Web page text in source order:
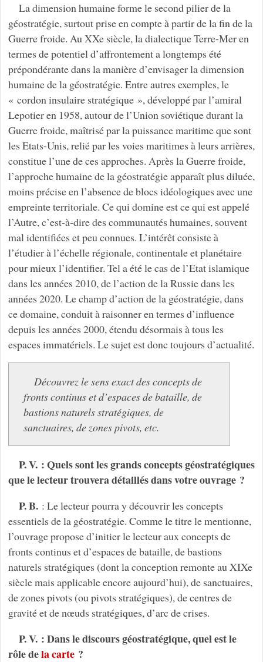
La dimension humaine forme le second pilier de la
géostratégie, surtout prise en compte à partir de la fin de la
Guerre froide. Au XXe siècle, la dialectique Terre-Mer en
termes de potentiel d’affrontement a longtemps été
prépondérante dans la manière d’envisager la dimension
humaine de la géostratégie. Entre autres exemples, le
« cordon insulaire stratégique », développé par l’amiral
Lepotier en 1958, autour de l’Union soviétique durant la
Guerre froide, maîtrisé par la puissance maritime que sont
les Etats-Unis, relié par les voies maritimes à leurs arrières,
constitue l’une de ces approches. Après la Guerre froide,
l’approche humaine de la géostratégie apparaît plus diluée,
moins précise en l’absence de blocs idéologiques avec une
empreinte territoriale. Ce qui domine est ce qui est appelé
l’Autre, c’est-à-dire des communautés humaines, souvent
mal identifiées et peu connues. L’intérêt consiste à
l’étudier à l’échelle régionale, continentale et planétaire
pour mieux l’identifier. Tel a été le cas de l’Etat islamique
dans les années 2010, de l’action de la Russie dans les
années 2020. Le champ d’action de la géostratégie, dans
ce domaine, conduit à raisonner en termes d’influence
depuis les années 2000, étendu désormais à tous les
espaces immatériels. Le sujet est donc toujours d’actualité.
Découvrez le sens exact des concepts de
fronts continus et d’espaces de bataille, de
bastions naturels stratégiques, de
sanctuaires, de zones pivots, etc.
P. V. : Quels sont les grands concepts géostratégiques
que le lecteur trouvera détaillés dans votre ouvrage ?
P. B.: Le lecteur pourra y découvrir les concepts
essentiels de la géostratégie. Comme le titre le mentionne,
l’ouvrage propose d’initier le lecteur aux concepts de
fronts continus et d’espaces de bataille, de bastions
naturels stratégiques (dont la conception remonte au XIXe
siècle mais applicable encore aujourd’hui), de sanctuaires,
de zones pivots (ou pivots stratégiques), de centres de
gravité et de nœuds stratégiques, d’arc de crises.
P. V. : Dans le discours géostratégique, quel est le
rôle dela carte?